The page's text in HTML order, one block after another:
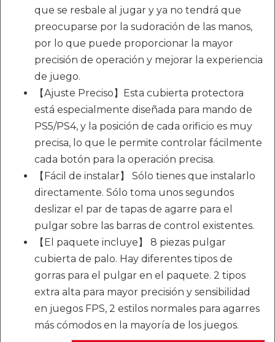
que se resbale al jugar y ya no tendrá que
preocuparse por la sudoración de las manos,
por lo que puede proporcionar la mayor
precisión de operación y mejorar la experiencia
de juego.
【Ajuste Preciso】Esta cubierta protectora
está especialmente diseñada para mando de
PS5/PS4, y la posición de cada orificio es muy
precisa, lo que le permite controlar fácilmente
cada botón para la operación precisa.
【Fácil de instalar】 Sólo tienes que instalarlo
directamente. Sólo toma unos segundos
deslizar el par de tapas de agarre para el
pulgar sobre las barras de control existentes.
【El paquete incluye】 8 piezas pulgar
cubierta de palo. Hay diferentes tipos de
gorras para el pulgar en el paquete. 2 tipos
extra alta para mayor precisión y sensibilidad
en juegos FPS, 2 estilos normales para agarres
más cómodos en la mayoría de los juegos.